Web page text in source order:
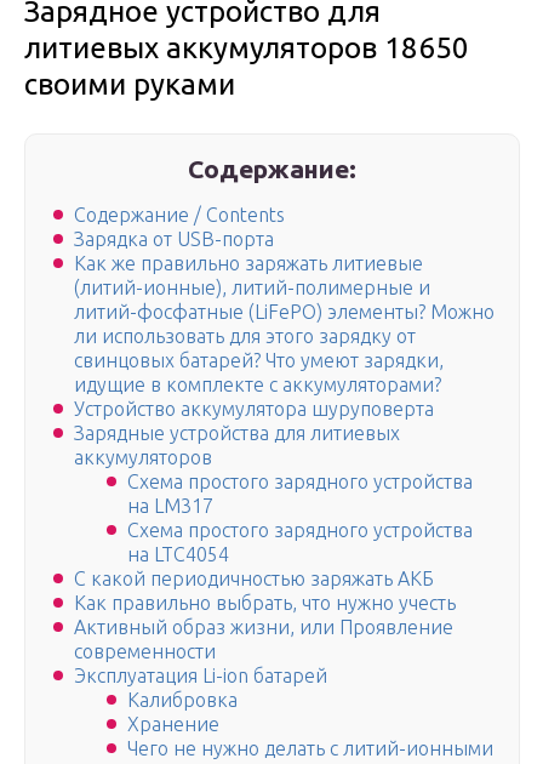
Зарядное устройство для
литиевых аккумуляторов 18650
своими руками
Содержание:
Содержание / Contents
Зарядка от USB-порта
Как же правильно заряжать литиевые
(литий-ионные), литий-полимерные и
литий-фосфатные (LiFePO) элементы? Можно
ли использовать для этого зарядку от
свинцовых батарей? Что умеют зарядки,
идущие в комплекте с аккумуляторами?
Устройство аккумулятора шуруповерта
Зарядные устройства для литиевых
аккумуляторов
Схема простого зарядного устройства
на LM317
Схема простого зарядного устройства
на LTC4054
С какой периодичностью заряжать АКБ
Как правильно выбрать, что нужно учесть
Активный образ жизни, или Проявление
современности
Эксплуатация Li-ion батарей
Калибровка
Хранение
Чего не нужно делать с литий-ионными